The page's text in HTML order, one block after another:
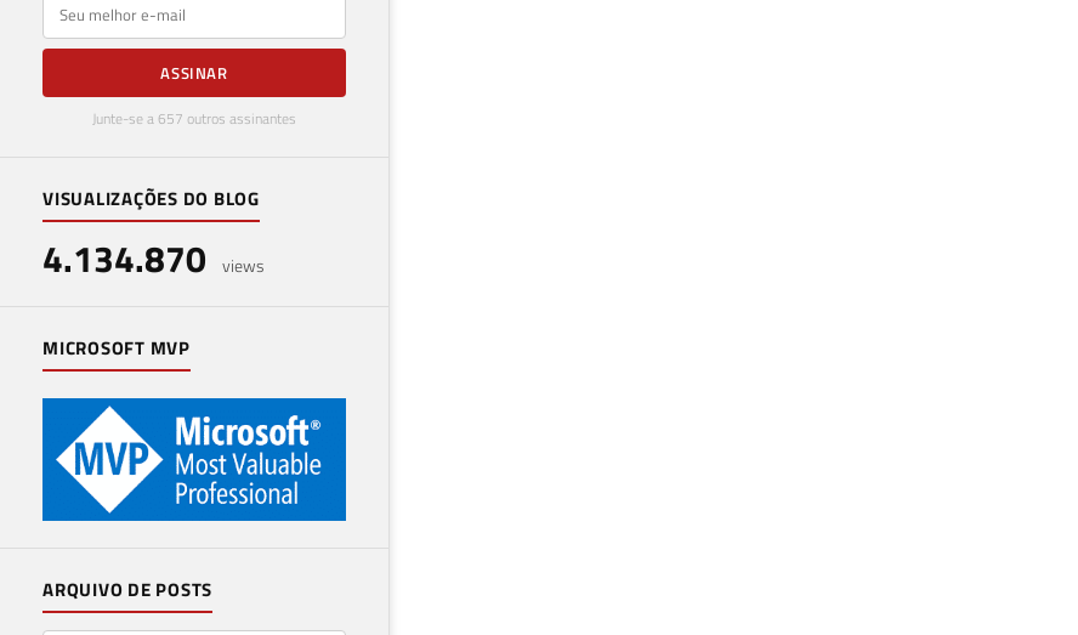
ASSINAR
Junte-se a 657 outros assinantes
VISUALIZAÇÕES DO BLOG
4.134.870 views
MICROSOFT MVP
ARQUIVO DE POSTS